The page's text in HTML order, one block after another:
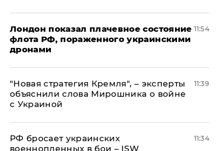
Лондон показал плачевное состояние
флота РФ, пораженного украинскими
дронами
11:54
"Новая стратегия Кремля", – эксперты
объяснили слова Мирошника о войне
с Украиной
11:39
РФ бросает украинских
военнопленных в бои – ISW
11:34